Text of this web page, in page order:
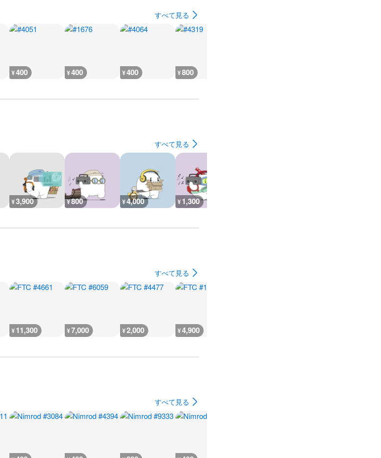
すべて見る
¥400 ¥400 ¥400 ¥800
すべて見る
¥3,900 ¥800 ¥4,000 ¥1,300
すべて見る
¥11,300 ¥7,000 ¥2,000 ¥4,900
すべて見る